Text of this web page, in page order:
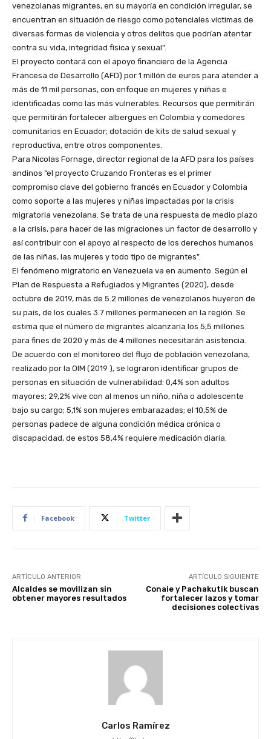
venezolanas migrantes, en su mayoría en condición irregular, se
encuentran en situación de riesgo como potenciales víctimas de
diversas formas de violencia y otros delitos que podrían atentar
contra su vida, integridad física y sexual”.
El proyecto contará con el apoyo financiero de la Agencia
Francesa de Desarrollo (AFD) por 1 millón de euros para atender a
más de 11 mil personas, con enfoque en mujeres y niñas e
identificadas como las más vulnerables. Recursos que permitirán
que permitirán fortalecer albergues en Colombia y comedores
comunitarios en Ecuador; dotación de kits de salud sexual y
reproductiva, entre otros componentes.
Para Nicolas Fornage, director regional de la AFD para los países
andinos “el proyecto Cruzando Fronteras es el primer
compromiso clave del gobierno francés en Ecuador y Colombia
como soporte a las mujeres y niñas impactadas por la crisis
migratoria venezolana. Se trata de una respuesta de medio plazo
a la crisis, para hacer de las migraciones un factor de desarrollo y
así contribuir con el apoyo al respecto de los derechos humanos
de las niñas, las mujeres y todo tipo de migrantes”.
El fenómeno migratorio en Venezuela va en aumento. Según el
Plan de Respuesta a Refugiados y Migrantes (2020), desde
octubre de 2019, más de 5.2 millones de venezolanos huyeron de
su país, de los cuales 3.7 millones permanecen en la región. Se
estima que el número de migrantes alcanzaría los 5,5 millones
para fines de 2020 y más de 4 millones necesitarán asistencia.
De acuerdo con el monitoreo del flujo de población venezolana,
realizado por la OIM (2019 ), se lograron identificar grupos de
personas en situación de vulnerabilidad: 0,4% son adultos
mayores; 29,2% vive con al menos un niño, niña o adolescente
bajo su cargo; 5,1% son mujeres embarazadas; el 10,5% de
personas padece de alguna condición médica crónica o
discapacidad, de estos 58,4% requiere medicación diaria.
Facebook Twitter
ARTÍCULO ANTERIOR
Alcaldes se movilizan sin
obtener mayores resultados
ARTÍCULO SIGUIENTE
Conaie y Pachakutik buscan
fortalecer lazos y tomar
decisiones colectivas
Carlos Ramírez